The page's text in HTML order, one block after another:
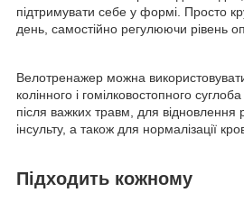
підтримувати себе у формі. Просто
день, самостійно регулюючи рівень
Велотренажер можна
колінного і гомілковостопного суглоба
після важких травм, для відновлення
інсульту, а також для нормалізації
Підходить кожному